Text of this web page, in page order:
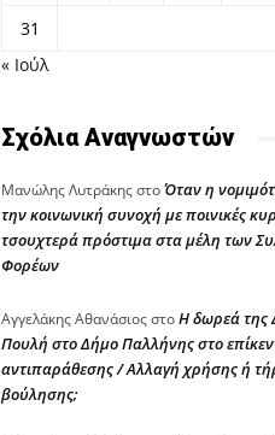
31
« Ιούλ
Σχόλια Αναγνωστών
Μανώλης ΛυτράκηςστοΌταν η
την κοινωνική συνοχή με ποινικές
τσουχτερά πρόστιμα στα μέλη των
Φορέων
Αγγελάκης ΑθανάσιοςστοΗ δωρεά της
Πουλή στο Δήμο Παλλήνης στο
αντιπαράθεσης / Αλλαγή χρήσης ή
βούλησης;